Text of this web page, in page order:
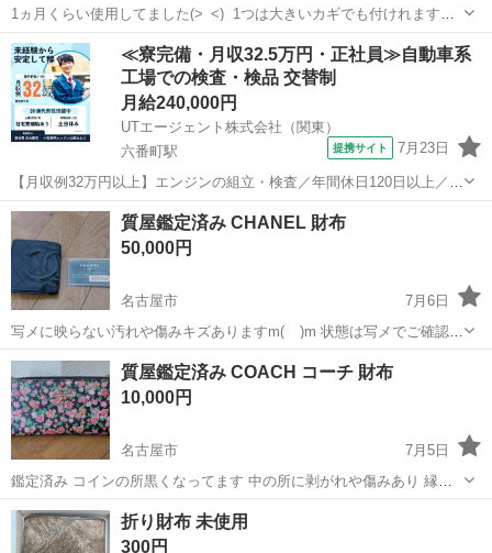
1ヵ月くらい使用してました(>_<) 1つは大きいカギでも付けれます
(^_^)v 汚れあり 合計４本のカギを付けれます(^_^)v 財布はあまり使っ
てません ストーンが取れてる所あり 汚れあり ２つ共、中古品 ...
愛知 名古屋市 伏屋駅 小物 カギ
≪寮完備・月収32.5万円・正社員≫自動車系
工場での検査・検品 交替制
月給240,000円
UTエージェント株式会社（関東）
六番町駅
提携サイト 7月23日
【月収例32万円以上】エンジンの組立・検査／年間休日120日以上／未
経験から正社員も目指せる！《JBAO1C》 詳細情報 ＼大手メーカーで
の小型車用エンジンの組立・加工など♪／ ☆製造経験を生かせます！
丁寧な研修と指...
愛知 名古屋市 六番町駅
質屋鑑定済み CHANEL 財布
50,000円
名古屋市
7月6日
写メに映らない汚れや傷みキズありますm(__)m 状態は写メでご確認し
て下さいm(__)m 自宅保管の為、神経質の方は入札をお断りし ます
m(__)m ノークレーム、ノーリターンでお願いしますm(__)m あと、自
己紹介も...
愛知 名古屋市 小物
質屋鑑定済み COACH コーチ 財布
10,000円
名古屋市
7月5日
鑑定済み コインの所黒くなってます 中の所に剥がれや傷みあり 縁の
ゴム？みたいな物が浮いていたのでボンドで付けてます 写真に映らな
い剥がれや傷みもあります 状態は写メでご確認して下さい(>_<) 最後
まで責任持てない方は入...
愛知 名古屋市 小物 コーチ
折り財布 未使用
300円